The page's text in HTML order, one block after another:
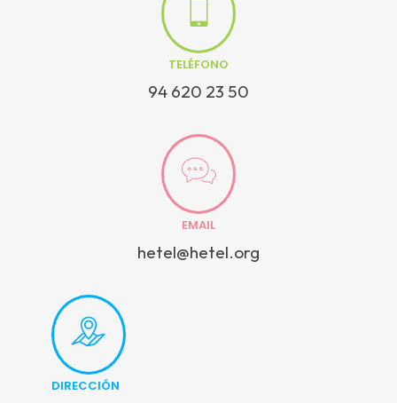
TELÉFONO
94 620 23 50
EMAIL
hetel@hetel.org
DIRECCIÓN